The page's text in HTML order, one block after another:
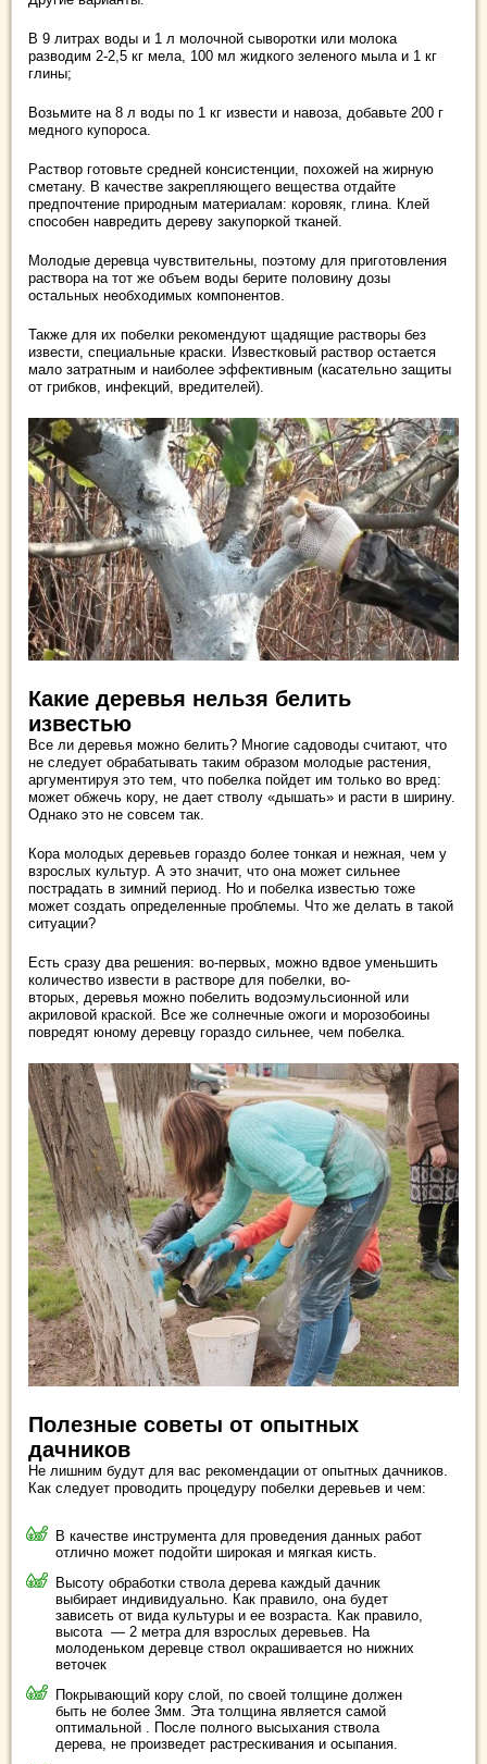
В 9 литрах воды и 1 л молочной сыворотки или молока
разводим 2-2,5 кг мела, 100 мл жидкого зеленого мыла и 1 кг
глины;
Возьмите на 8 л воды по 1 кг извести и навоза, добавьте 200 г
медного купороса.
Раствор готовьте средней консистенции, похожей на жирную
сметану. В качестве закрепляющего вещества отдайте
предпочтение природным материалам: коровяк, глина. Клей
способен навредить дереву закупоркой тканей.
Молодые деревца чувствительны, поэтому для приготовления
раствора на тот же объем воды берите половину дозы
остальных необходимых компонентов.
Также для их побелки рекомендуют щадящие растворы без
извести, специальные краски. Известковый раствор остается
мало затратным и наиболее эффективным (касательно защиты
от грибков, инфекций, вредителей).
Какие деревья нельзя белить
известью
Все ли деревья можно белить? Многие садоводы считают, что
не следует обрабатывать таким образом молодые растения,
аргументируя это тем, что побелка пойдет им только во вред:
может обжечь кору, не дает стволу «дышать» и расти в ширину.
Однако это не совсем так.
Кора молодых деревьев гораздо более тонкая и нежная, чем у
взрослых культур. А это значит, что она может сильнее
пострадать в зимний период. Но и побелка известью тоже
может создать определенные проблемы. Что же делать в такой
ситуации?
Есть сразу два решения: во-первых, можно вдвое уменьшить
количество извести в растворе для побелки, во-
вторых, деревья можно побелить водоэмульсионной или
акриловой краской. Все же солнечные ожоги и морозобоины
повредят юному деревцу гораздо сильнее, чем побелка.
Полезные советы от опытных
дачников
Не лишним будут для вас рекомендации от опытных дачников.
Как следует проводить процедуру побелки деревьев и чем:
В качестве инструмента для проведения данных работ
отлично может подойти широкая и мягкая кисть.
Высоту обработки ствола дерева каждый дачник
выбирает индивидуально. Как правило, она будет
зависеть от вида культуры и ее возраста. Как правило,
высота — 2 метра для взрослых деревьев. На
молоденьком деревце ствол окрашивается но нижних
веточек
Покрывающий кору слой, по своей толщине должен
быть не более 3мм. Эта толщина является самой
оптимальной . После полного высыхания ствола
дерева, не произведет растрескивания и осыпания.